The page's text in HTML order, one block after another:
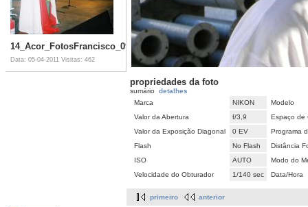
14_Acor_FotosFrancisco_092007_01_012_JPG.jpg
Data: 05-04-2011 Visitas: 462
propriedades da foto
sumário detalhes
Marca
NIKON
Modelo
Valor da Abertura
f/3,9
Espaço de
Valor da Exposição Diagonal
0 EV
Programa
Flash
No Flash
Distância
ISO
AUTO
Modo do
Velocidade do Obturador
1/140 sec Data/Hora
primeiro anterior